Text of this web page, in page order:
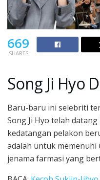
669
SHARES
Song Ji Hyo
Baru-baru ini selebriti
Song Ji Hyo telah
kedatangan pelakon
adalah untuk memenuhi
jenama farmasi yang